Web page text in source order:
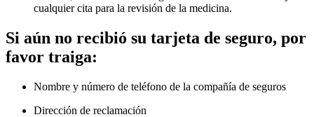
cualquier cita para la revisión de la medicina.
Si aún no recibió su tarjeta de seguro, por
favor traiga:
Nombre y número de teléfono de la compañía de seguros
Dirección de reclamación